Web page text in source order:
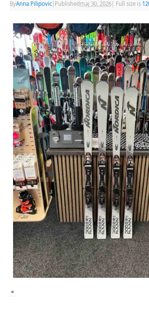
ByAnna Pilipovic| Published maj 30, 2026| Full size is
«